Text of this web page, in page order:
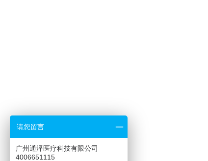
请您留言
广州通泽医疗科技有限公司
4006651115